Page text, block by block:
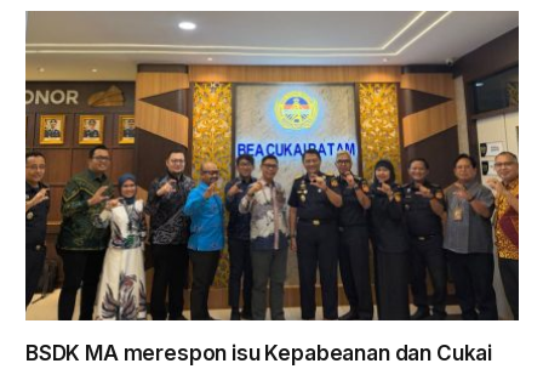
BSDK MA merespon isu Kepabeanan dan Cukai